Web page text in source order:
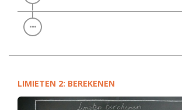
LIMIETEN 2: BEREKENEN